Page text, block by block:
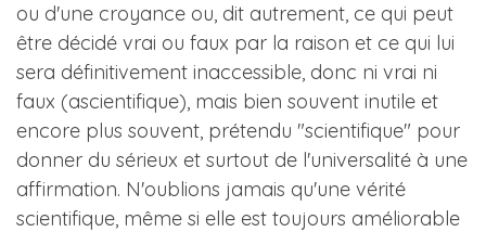
ou d'une croyance ou, dit autrement, ce qui peut
être décidé vrai ou faux par la raison et ce qui lui
sera définitivement inaccessible, donc ni vrai ni
faux (ascientifique), mais bien souvent inutile et
encore plus souvent, prétendu "scientifique" pour
donner du sérieux et surtout de l'universalité à une
affirmation. N'oublions jamais qu'une vérité
scientifique, même si elle est toujours améliorable